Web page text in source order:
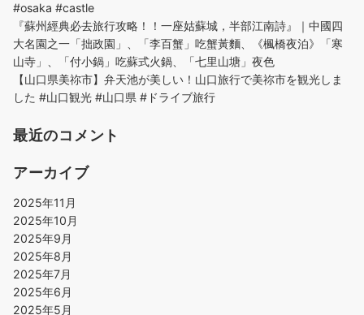
#osaka #castle
『蘇州經典必去旅行攻略！！一座姑蘇城，半部江南詩』｜中國四
大名園之一「拙政園」、「李百蟹」吃蟹黃麵、《楓橋夜泊》「寒
山寺」、「付小鍋」吃蘇式火鍋、「七里山塘」夜色
【山口県美祢市】弁天池が美しい！山口旅行で美祢市を観光しま
した #山口観光 #山口県 #ドライブ旅行
最近のコメント
アーカイブ
2025年11月
2025年10月
2025年9月
2025年8月
2025年7月
2025年6月
2025年5月